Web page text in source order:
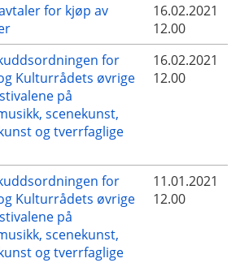
for kjøp av
16.02.2021
12.00
for
Kulturrådets øvrige
på
scenekunst,
og tverrfaglige
16.02.2021
12.00
for
Kulturrådets øvrige
på
scenekunst,
og tverrfaglige
11.01.2021
12.00